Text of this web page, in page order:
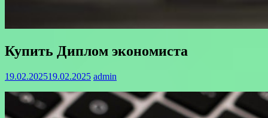
Купить Диплом экономиста
19.02.202519.02.2025 admin